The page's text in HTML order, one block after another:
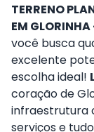
TERRENO
EM
você busca
excelente
escolha ideal!
coração de
infraestrutura
serviços e